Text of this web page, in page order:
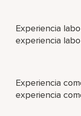
Experiencia
experiencia
Experiencia
experiencia